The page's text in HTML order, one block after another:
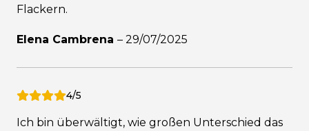
Flackern.
Elena Cambrena – 29/07/2025
4/5
Ich bin überwältigt, wie großen Unterschied das